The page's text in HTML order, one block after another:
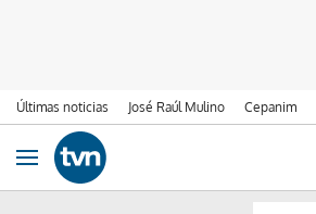
Últimas noticias José Raúl Mulino Cepanim
Ir al contenido
Obrir navegació